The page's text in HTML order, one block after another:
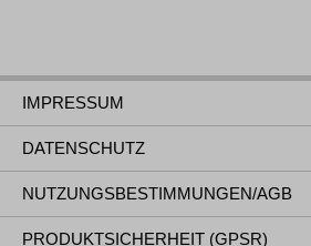
IMPRESSUM
DATENSCHUTZ
NUTZUNGSBESTIMMUNGEN/AGB
PRODUKTSICHERHEIT (GPSR)